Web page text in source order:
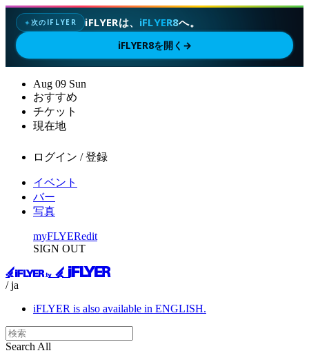
✦次のIFLYER iFLYERは、 iFLYER8へ。
iFLYER8を開く →
Aug 09 Sun
おすすめ
チケット
現在地
ログイン / 登録
イベント
バー
写真
myFLYERedit
SIGN OUT
/ ja
iFLYER is also available in ENGLISH.
Search All